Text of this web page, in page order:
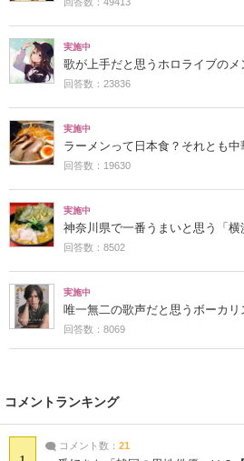
実施中
歌が上手だと思うホロライブのメ
回答数：23836
実施中
ラーメンって日本食？それとも中
回答数：19630
実施中
神奈川県で一番うまいと思う「
回答数：8502
実施中
唯一無二の歌声だと思うボーカリ
回答数：8069
コメントランキング
コメント数： 21